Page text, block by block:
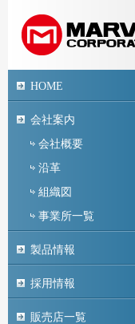
HOME
会社案内
会社概要
沿革
組織図
事業所一覧
製品情報
採用情報
販売店一覧